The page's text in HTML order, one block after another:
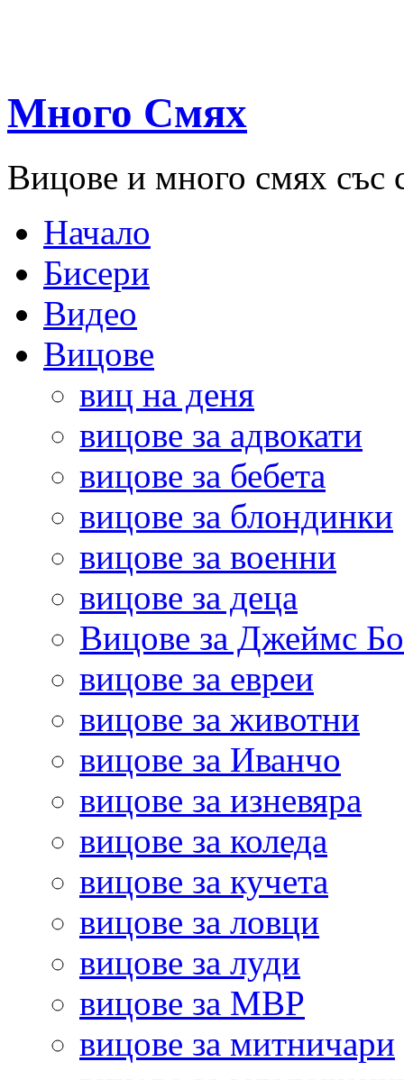
Много Смях
Вицове и много смях със
Начало
Бисери
Видео
Вицове
виц на деня
вицове за адвокати
вицове за бебета
вицове за блондинки
вицове за военни
вицове за деца
Вицове за Джеймс
вицове за евреи
вицове за животни
вицове за Иванчо
вицове за изневяра
вицове за коледа
вицове за кучета
вицове за ловци
вицове за луди
вицове за МВР
вицове за митничари